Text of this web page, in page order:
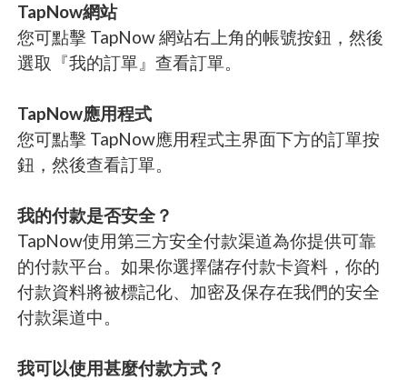
TapNow網站
您可點擊 TapNow 網站右上角的帳號按鈕，然後
選取『我的訂單』查看訂單。
TapNow應用程式
您可點擊 TapNow應用程式主界面下方的訂單按
鈕，然後查看訂單。
我的付款是否安全？
TapNow使用第三方安全付款渠道為你提供可靠
的付款平台。如果你選擇儲存付款卡資料，你的
付款資料將被標記化、加密及保存在我們的安全
付款渠道中。
我可以使用甚麼付款方式？